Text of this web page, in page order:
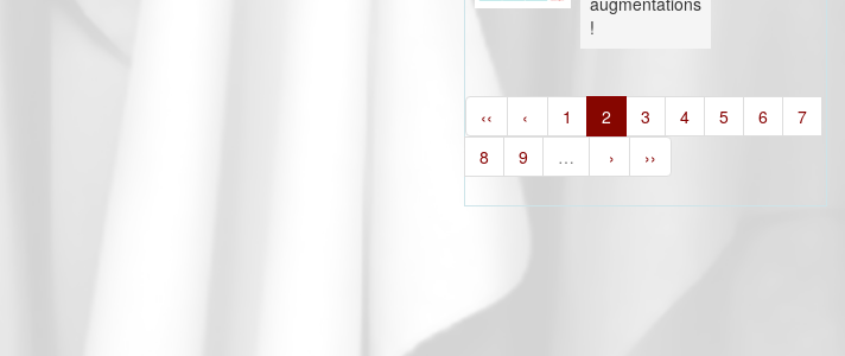
!
‹‹ ‹ 1 2 3 4 5 6
7
8
9 … › ››